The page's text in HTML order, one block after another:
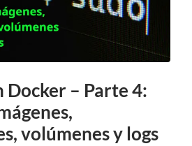
Docker – Parte 4:
volúmenes y logs